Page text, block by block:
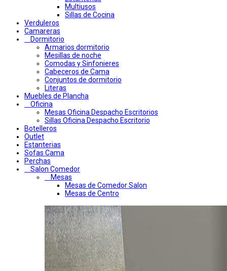
Multiusos
Sillas de Cocina
Verduleros
Camareras
Dormitorio
Armarios dormitorio
Mesillas de noche
Comodas y Sinfonieres
Cabeceros de Cama
Conjuntos de dormitorio
Literas
Muebles de Plancha
Oficina
Mesas Oficina Despacho Escritorios
Sillas Oficina Despacho Escritorio
Botelleros
Outlet
Estanterias
Sofas Cama
Perchas
Salon Comedor
Mesas
Mesas de Comedor Salon
Mesas de Centro